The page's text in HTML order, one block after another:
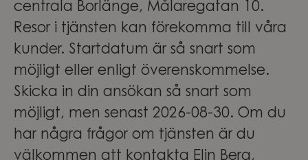
centrala Borlänge, Målaregatan 10.
Resor i tjänsten kan förekomma till våra
kunder. Startdatum är så snart som
möjligt eller enligt överenskommelse.
Skicka in din ansökan så snart som
möjligt, men senast 2026-08-30. Om du
har några frågor om tjänsten är du
välkommen att kontakta Elin Berg,